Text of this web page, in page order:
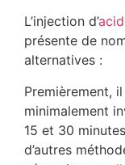
L’injection d’
présente de
alternatives :
Premièrement,
minimalement
15 et 30
d’autres